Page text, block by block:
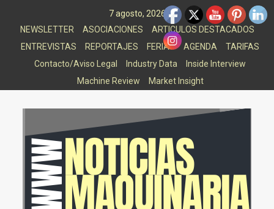
7 agosto, 2026
NEWSLETTER
ASOCIACIONES
ARTICULOS DESTACADOS
ENTREVISTAS
REPORTAJES FERIAS AGENDA
TARIFAS
Contacto/Aviso Legal
Industry Data
Inside Interview
Machine Review
Market Insight